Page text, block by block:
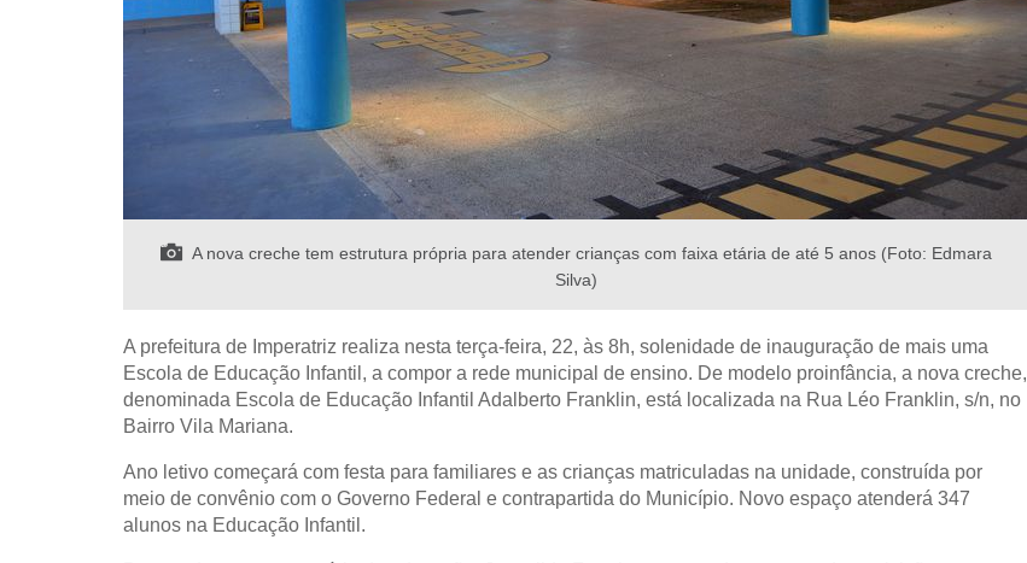
A nova creche tem estrutura própria para atender crianças com faixa etária de até 5 anos (Foto: Edmara
Silva)
A prefeitura de Imperatriz realiza nesta terça-feira, 22, às 8h, solenidade de inauguração de mais uma
Escola de Educação Infantil, a compor a rede municipal de ensino. De modelo proinfância, a nova creche,
denominada Escola de Educação Infantil Adalberto Franklin, está localizada na Rua Léo Franklin, s/n, no
Bairro Vila Mariana.
Ano letivo começará com festa para familiares e as crianças matriculadas na unidade, construída por
meio de convênio com o Governo Federal e contrapartida do Município. Novo espaço atenderá 347
alunos na Educação Infantil.